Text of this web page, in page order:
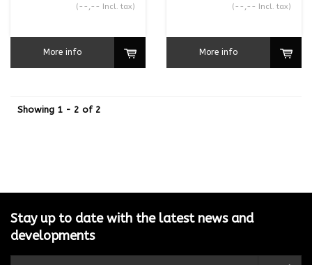
(--,-- Incl. tax)
More info
(--,-- Incl. tax)
More info
Showing 1 - 2 of 2
Stay up to date with the latest news and
developments